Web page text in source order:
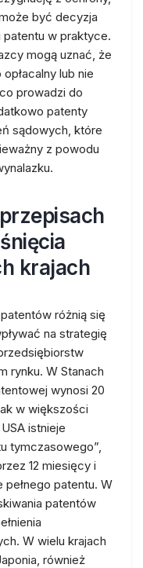
być decyzja
patentu w praktyce.
mogą uznać, że
lub nie
prowadzi do
patenty
sądowych, które
z powodu
krajach
różnią się
na strategię
rynku. W Stanach
wynosi 20
w większości
istnieje
tymczasowego”,
12 miesięcy i
pełnego patentu. W
patentów
W wielu krajach
również